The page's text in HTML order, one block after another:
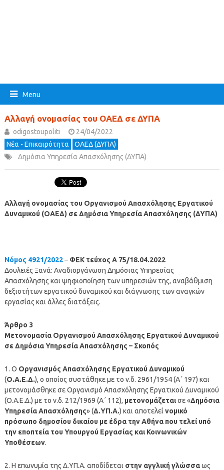
Menu
Αλλαγή ονομασίας του ΟΑΕΔ σε ΔΥΠΑ
odigostoupoliti
24/04/2022
Νέα - Επικαιρότητα
ΟΑΕΔ (ΔΥΠΑ)
Δημόσια Υπηρεσία Απασχόλησης (ΔΥΠΑ)
Αλλαγή ονομασίας του Οργανισμού Απασχόλησης Εργατικού
Δυναμικού (ΟΑΕΔ) σε Δημόσια Υπηρεσία Απασχόλησης (ΔΥΠΑ)
Νόμος 4921/2022– ΦΕΚ τεύχος Α 75/18.04.2022
Δουλειές Ξανά: Αναδιοργάνωση Δημόσιας Υπηρεσίας
Απασχόλησης και ψηφιοποίηση των υπηρεσιών της, αναβάθμιση
δεξιοτήτων εργατικού δυναμικού και διάγνωσης των αναγκών
εργασίας και άλλες διατάξεις.
Άρθρο 3
Μετονομασία Οργανισμού Απασχόλησης Εργατικού Δυναμικού
σε Δημόσια Υπηρεσία Απασχόλησης – Σκοπός
1. Ο Οργανισμός Απασχόλησης Εργατικού Δυναμικού
(Ο.Α.Ε.Δ.), ο οποίος συστάθηκε με το ν.δ. 2961/1954 (Α΄ 197) και
μετονομάσθηκε σε Οργανισμό Απασχόλησης Εργατικού Δυναμικού
(Ο.Α.Ε.Δ.) με το ν.δ. 212/1969 (Α΄ 112), μετονομάζεταισε «Δημόσια
Υπηρεσία Απασχόλησης» (Δ.ΥΠ.Α.) και αποτελεί νομικό
πρόσωπο δημοσίου δικαίου με έδρα την Αθήνα που τελεί υπό
την εποπτεία του Υπουργού Εργασίας και Κοινωνικών
Υποθέσεων.
2. Η επωνυμία της Δ.ΥΠ.Α. αποδίδεται στην αγγλική γλώσσαως